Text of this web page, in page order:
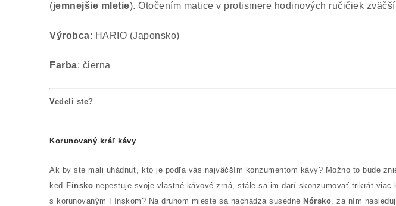
(jemnejšie mletie). Otočením matice v protismere hodinových ručičiek
Výrobca: HARIO (Japonsko)
Farba: čierna
Vedeli ste?
Korunovaný kráľ kávy
Ak by ste mali uhádnuť, kto je podľa vás najväčším konzumentom kávy? Možno to bude
keď Fínsko nepestuje svoje vlastné kávové zrná, stále sa im darí skonzumovať trikrát viac
s korunovaným Fínskom? Na druhom mieste sa nachádza susedné Nórsko, za ním